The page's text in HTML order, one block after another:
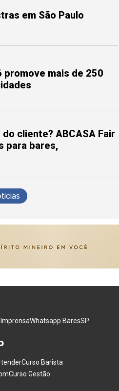
em São Paulo
promove mais de 250
cliente? ABCASA Fair
para bares,
ImprensaWhatsapp BaresSP
Curso Barista
Curso Gestão